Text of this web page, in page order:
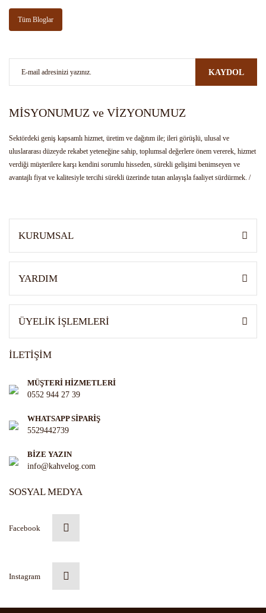
Tüm Bloglar
KAYDOL
MİSYONUMUZ ve VİZYONUMUZ
Sektördeki geniş kapsamlı hizmet, üretim ve dağıtım ile; ileri görüşlü, ulusal ve
uluslararası düzeyde rekabet yeteneğine sahip, toplumsal değerlere önem vererek, hizmet
verdiği müşterilere karşı kendini sorumlu hisseden, sürekli gelişimi benimseyen ve
avantajlı fiyat ve kalitesiyle tercihi sürekli üzerinde tutan anlayışla faaliyet sürdürmek. /
kurum olarak tanınmak.
KURUMSAL
YARDIM
ÜYELİK İŞLEMLERİ
İLETİŞİM
MÜŞTERİ HİZMETLERİ
0552 944 27 39
WHATSAPP SİPARİŞ
5529442739
BİZE YAZIN
info@kahvelog.com
SOSYAL MEDYA
Facebook
Instagram